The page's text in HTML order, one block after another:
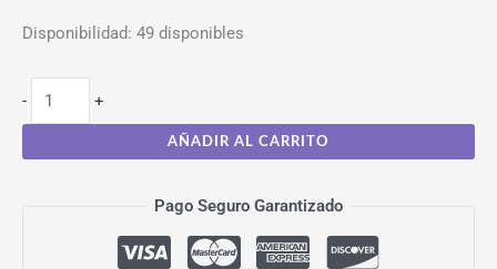
Disponibilidad: 49 disponibles
- +
AÑADIR AL CARRITO
Pago Seguro Garantizado